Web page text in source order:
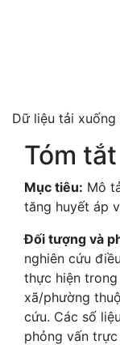
Dữ liệu tải xuống
Tóm tắt
Mục tiêu: Mô
tăng huyết áp
Đối tượng và
nghiên cứu
thực hiện
xã/phường
cứu. Các số
phỏng vấn